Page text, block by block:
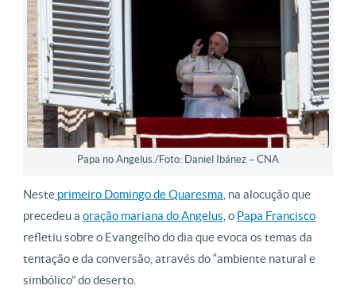
Papa no Angelus./Foto: Daniel Ibánez – CNA
Neste primeiro Domingo de Quaresma , na alocução que
precedeu a oração mariana do Angelus , o Papa Francisco
refletiu sobre o Evangelho do dia que evoca os temas da
tentação e da conversão, através do “ambiente natural e
simbólico” do deserto.